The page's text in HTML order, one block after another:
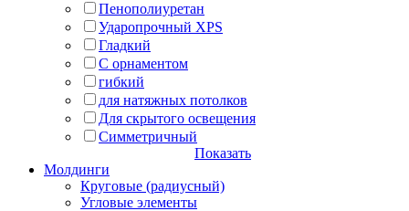
Пенополиуретан
Ударопрочный XPS
Гладкий
С орнаментом
гибкий
для натяжных потолков
Для скрытого освещения
Симметричный
Показать
Молдинги
Круговые (радиусный)
Угловые элементы